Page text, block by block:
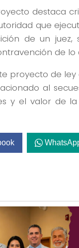
destaca
que
de un
de
proyecto de
al
y el valor de